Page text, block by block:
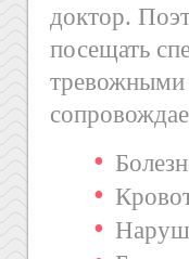
доктор.
посещать
тревожными